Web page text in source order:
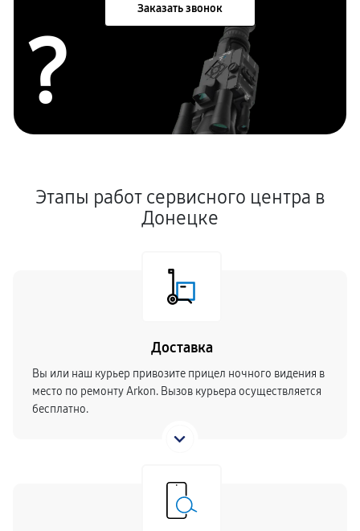
Заказать звонок
?
Этапы работ сервисного центра в
Донецке
Доставка
Вы или наш курьер привозите прицел ночного видения в
место по ремонту Arkon. Вызов курьера осуществляется
бесплатно.